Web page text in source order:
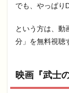
でも、やっぱり
という方は、
分」を無料視聴
映画『武士